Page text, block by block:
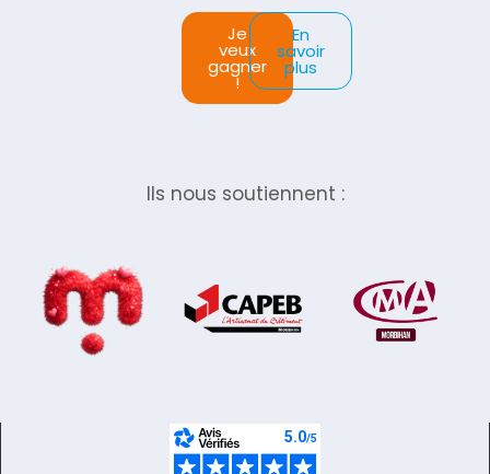
Je
veux
gagner
!
En
savoir
plus
Ils nous soutiennent :